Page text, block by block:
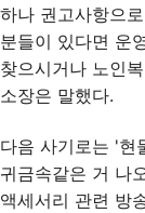
하나 권고사항으
분들이 있다면 운
찾으시거나 노인
소장은 말했다.
다음 사기로는 '현
귀금속같은 거 나
액세서리 관련 방